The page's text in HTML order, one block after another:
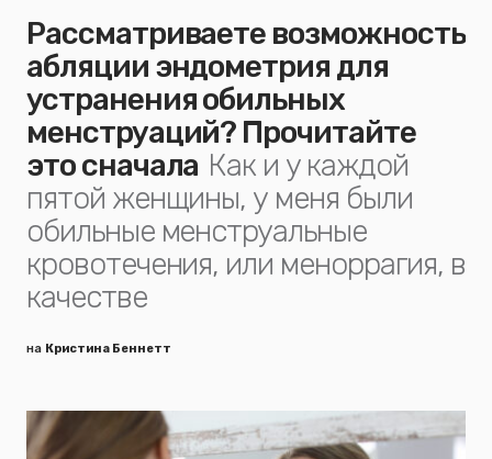
Рассматриваете возможность
абляции эндометрия для
устранения обильных
менструаций? Прочитайте
это сначала Как и у каждой
пятой женщины, у меня были
обильные менструальные
кровотечения, или меноррагия, в
качестве
на Кристина Беннетт